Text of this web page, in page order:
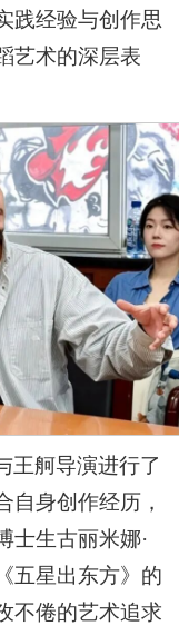
践经验与创作思
艺术的深层表
王舸导演进行了
自身创作经历，
士生古丽米娜·
五星出东方》的
不倦的艺术追求